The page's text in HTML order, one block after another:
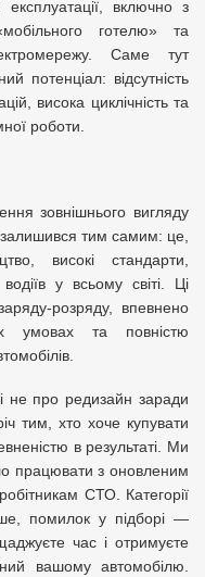
включно з
готелю» та
Саме тут
потенціал: відсутність
висока циклічність та
роботи.
зовнішнього вигляду
залишився тим самим: це,
високі стандарти,
у всьому світі. Ці
розряду, впевнено
умовах та повністю
про редизайн заради
тим, хто хоче купувати
в результаті. Ми
працювати з оновленим
СТО. Категорії
помилок у підборі —
час і отримуєте
вашому автомобілю.